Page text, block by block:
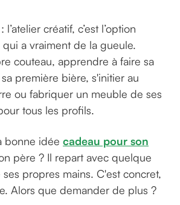
créatif, c’est l’option
a vraiment de la gueule.
couteau, apprendre à faire sa
première bière, s'initier au
ou fabriquer un meuble de ses
tous les profils.
bonne idée cadeau pour son
père ? Il repart avec quelque
propres mains. C'est concret,
Alors que demander de plus ?